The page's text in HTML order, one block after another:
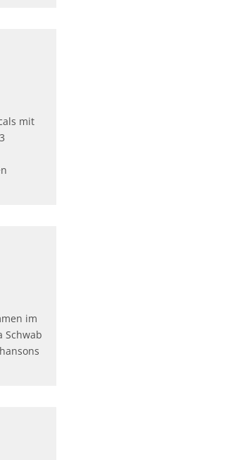
mit
im
Schwab